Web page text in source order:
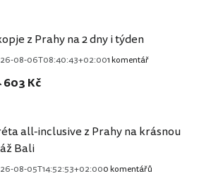
z Prahy na 2 dny i týden
08-06T08:40:43+02:001 komentář
603 Kč
all-inclusive z Prahy na krásnou
Bali
08-05T14:52:53+02:000 komentářů